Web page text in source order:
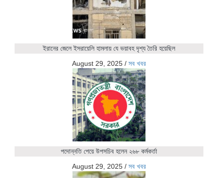
ইরানের জেলে ইসরায়েলি হামলায় যে ভয়াবহ দৃশ্য তৈরি হয়েছিল
August 29, 2025 / সব খবর
পদোন্নতি পেয়ে উপসচিব হলেন ২৬৮ কর্মকর্তা
August 29, 2025 / সব খবর